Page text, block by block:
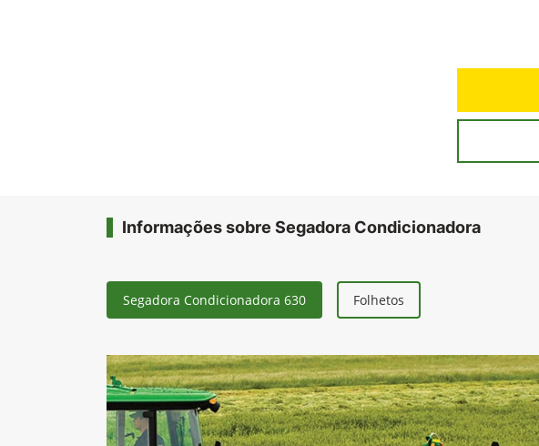
Informações sobre Segadora Condicionadora
Segadora Condicionadora 630 Folhetos